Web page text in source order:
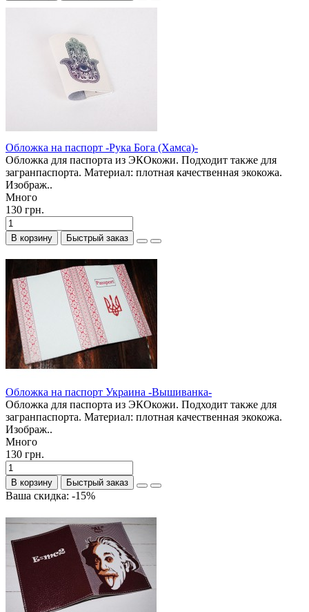
Обложка на паспорт -Рука Бога (Хамса)-
Обложка для паспорта из ЭКОкожи. Подходит также для
загранпаспорта. Материал: плотная качественная экокожа.
Изображ..
Много
130 грн.
В корзину Быстрый заказ
Обложка на паспорт Украина -Вышиванка-
Обложка для паспорта из ЭКОкожи. Подходит также для
загранпаспорта. Материал: плотная качественная экокожа.
Изображ..
Много
130 грн.
В корзину Быстрый заказ
Ваша скидка: -15%